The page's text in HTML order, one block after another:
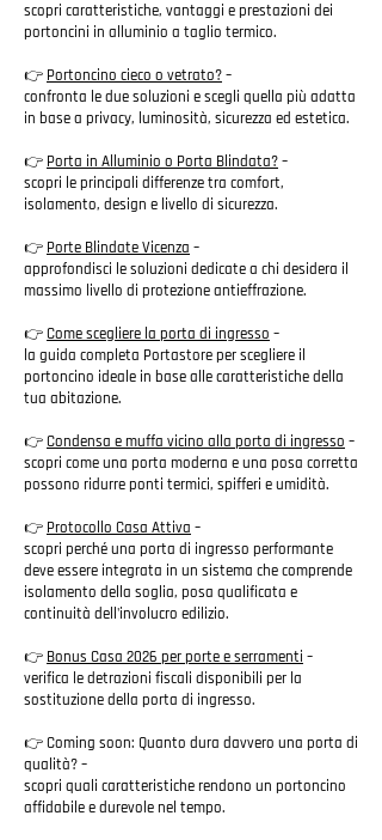
scopri caratteristiche, vantaggi e prestazioni dei
portoncini in alluminio a taglio termico.
👉 Portoncino cieco o vetrato?–
confronta le due soluzioni e scegli quella più adatta
in base a privacy, luminosità, sicurezza ed estetica.
👉 Porta in Alluminio o Porta Blindata?–
scopri le principali differenze tra comfort,
isolamento, design e livello di sicurezza.
👉 Porte Blindate Vicenza –
approfondisci le soluzioni dedicate a chi desidera il
massimo livello di protezione antieffrazione.
👉Come scegliere la porta di ingresso –
la guida completa Portastore per scegliere il
portoncino ideale in base alle caratteristiche della
tua abitazione.
👉Condensa e muffa vicino alla porta di ingresso –
scopri come una porta moderna e una posa corretta
possono ridurre ponti termici, spifferi e umidità.
👉 Protocollo Casa Attiva –
scopri perché una porta di ingresso performante
deve essere integrata in un sistema che comprende
isolamento della soglia, posa qualificata e
continuità dell'involucro edilizio.
👉 Bonus Casa 2026 per porte e serramenti –
verifica le detrazioni fiscali disponibili per la
sostituzione della porta di ingresso.
👉 Coming soon: Quanto dura davvero una porta di
qualità? –
scopri quali caratteristiche rendono un portoncino
affidabile e durevole nel tempo.